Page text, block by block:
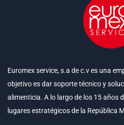
Euromex service, s.a de c.v es una
objetivo es dar soporte técnico y
alimenticia. A lo largo de los 15 años
lugares estratégicos de la República